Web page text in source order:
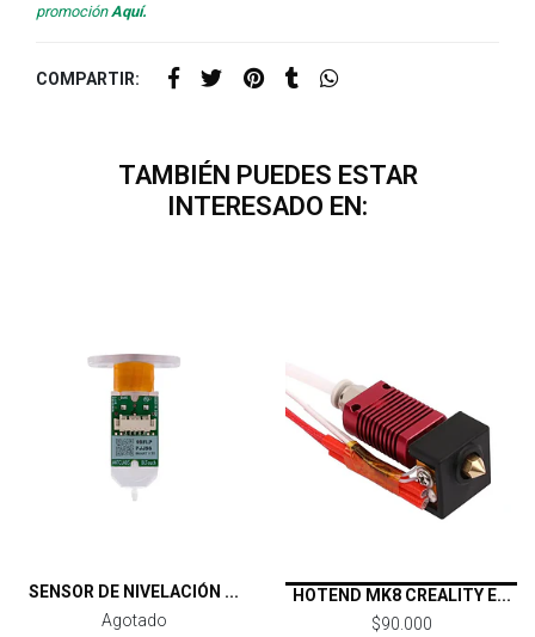
promoción Aquí.
COMPARTIR:
TAMBIÉN PUEDES ESTAR
INTERESADO EN:
SENSOR DE NIVELACIÓN ...
Agotado
HOTEND MK8 CREALITY E...
$90.000